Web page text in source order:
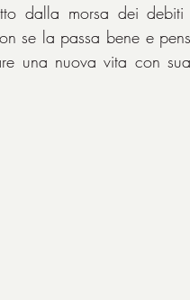
dalla morsa dei debiti
se la passa bene e
una nuova vita con